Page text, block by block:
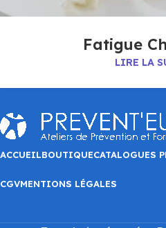
Fatigue
LIRE LA
ACCUEILBOUTIQUECATALOGUES
CGVMENTIONS LÉGALES